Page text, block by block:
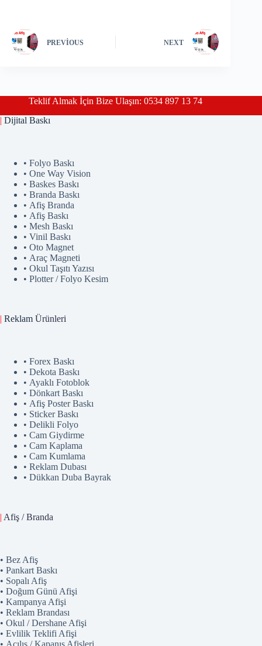
PREVIOUS NEXT
Teklif Almak İçin Bize Ulaşın: 0534 897 13 74
| Dijital Baskı
• Folyo Baskı
• One Way Vision
• Baskes Baskı
• Branda Baskı
• Afiş Branda
• Afiş Baskı
• Mesh Baskı
• Vinil Baskı
• Oto Magnet
• Araç Magneti
• Okul Taşıtı Yazısı
• Plotter / Folyo Kesim
| Reklam Ürünleri
• Forex Baskı
• Dekota Baskı
• Ayaklı Fotoblok
• Dönkart Baskı
• Afiş Poster Baskı
• Sticker Baskı
• Delikli Folyo
• Cam Giydirme
• Cam Kaplama
• Cam Kumlama
• Reklam Dubası
• Dükkan Duba Bayrak
| Afiş / Branda
• Bez Afiş
• Pankart Baskı
• Sopalı Afiş
• Doğum Günü Afişi
• Kampanya Afişi
• Reklam Brandası
• Okul / Dershane Afişi
• Evlilik Teklifi Afişi
• Açılış / Kapanış Afişleri